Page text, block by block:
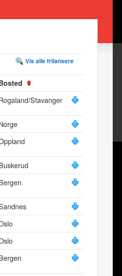
Vis alle frilansere
Stavanger